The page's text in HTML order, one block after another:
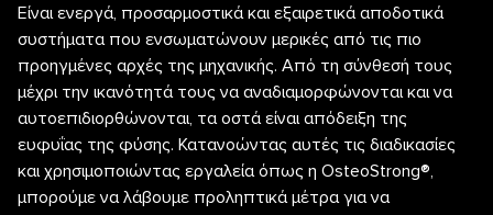
Είναι ενεργά, προσαρμοστικά και εξαιρετικά αποδοτικά
συστήματα που ενσωματώνουν μερικές από τις πιο
προηγμένες αρχές της μηχανικής. Από τη σύνθεσή τους
μέχρι την ικανότητά τους να αναδιαμορφώνονται και να
αυτοεπιδιορθώνονται, τα οστά είναι απόδειξη της
ευφυΐας της φύσης. Κατανοώντας αυτές τις διαδικασίες
και χρησιμοποιώντας εργαλεία όπως η OsteoStrong®,
μπορούμε να λάβουμε προληπτικά μέτρα για να